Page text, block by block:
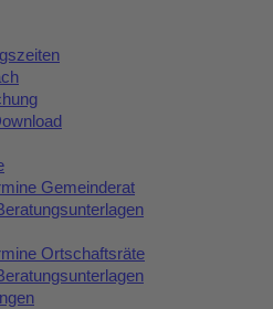
Gemeinderat
Ortschaftsräte